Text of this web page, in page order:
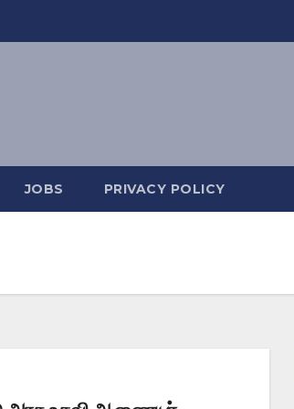
JOBS PRIVACY POLICY